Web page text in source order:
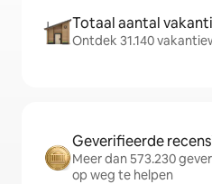
Totaal aantal
Ontdek 31.140
Geverifieerde
Meer dan 573.230
op weg te helpen